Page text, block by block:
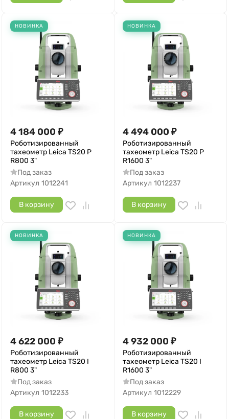
НОВИНКА
4 184 000 ₽
Роботизированный
тахеометр Leica TS20 P
R800 3"
Под заказ
Артикул 1012241
В корзину
НОВИНКА
4 494 000 ₽
Роботизированный
тахеометр Leica TS20 P
R1600 3"
Под заказ
Артикул 1012237
В корзину
НОВИНКА
4 622 000 ₽
Роботизированный
тахеометр Leica TS20 I
R800 3"
Под заказ
Артикул 1012233
В корзину
НОВИНКА
4 932 000 ₽
Роботизированный
тахеометр Leica TS20 I
R1600 3"
Под заказ
Артикул 1012229
В корзину